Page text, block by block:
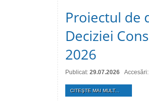
Proiectul de
Deciziei
2026
Publicat: 29.07.2026
CITEŞTE MAI MULT...